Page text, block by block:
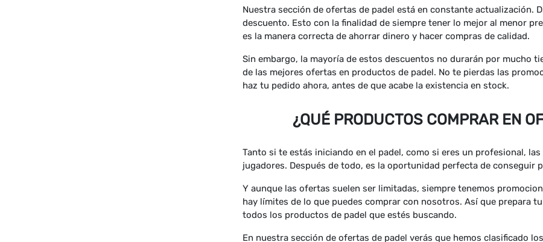
Nuestra sección de ofertas de padel está en constante actualización.
descuento. Esto con la finalidad de siempre tener lo mejor al menor
es la manera correcta de ahorrar dinero y hacer compras de calidad.
Sin embargo, la mayoría de estos descuentos no durarán por mucho
de las mejores ofertas en productos de padel. No te pierdas las
haz tu pedido ahora, antes de que acabe la existencia en stock.
¿QUÉ PRODUCTOS COMPRAR EN
Tanto si te estás iniciando en el padel, como si eres un profesional,
jugadores. Después de todo, es la oportunidad perfecta de conseguir
Y aunque las ofertas suelen ser limitadas, siempre tenemos
hay límites de lo que puedes comprar con nosotros. Así que prepara
todos los productos de padel que estés buscando.
En nuestra sección de ofertas de padel verás que hemos clasificado